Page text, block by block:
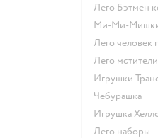
Лего Бэтмен
Ми-Ми-
Лего человек
Лего мстители
Игрушки
Чебурашка
Игрушка
Лего наборы